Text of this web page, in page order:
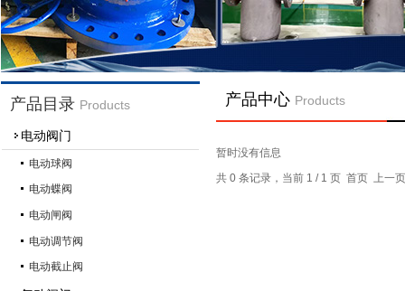
产品目录 Products
电动阀门
电动球阀
电动蝶阀
电动闸阀
电动调节阀
电动截止阀
产品中心 Products
暂时没有信息
共 0 条记录，当前 1 / 1 页 首页 上一